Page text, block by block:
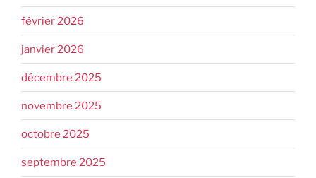
février 2026
janvier 2026
décembre 2025
novembre 2025
octobre 2025
septembre 2025